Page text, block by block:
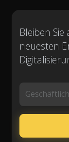
Bleiben
neuesten